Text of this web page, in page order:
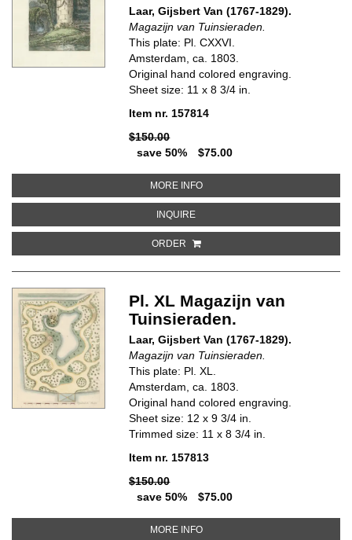
Laar, Gijsbert Van (1767-1829).
Magazijn van Tuinsieraden.
This plate: Pl. CXXVI.
Amsterdam, ca. 1803.
Original hand colored engraving.
Sheet size: 11 x 8 3/4 in.
Item nr. 157814
$150.00
save 50%
$75.00
MORE INFOABOUT PL. CXXVI MAGAZIJN
INQUIREABOUT PL. CXXVI MAGAZIJN VAN
ORDER
Pl. XL Magazijn van
Tuinsieraden.
Laar, Gijsbert Van (1767-1829).
Magazijn van Tuinsieraden.
This plate: Pl. XL.
Amsterdam, ca. 1803.
Original hand colored engraving.
Sheet size: 12 x 9 3/4 in.
Trimmed size: 11 x 8 3/4 in.
Item nr. 157813
$150.00
save 50%
$75.00
MORE INFOABOUT PL. XL MAGAZIJN VAN